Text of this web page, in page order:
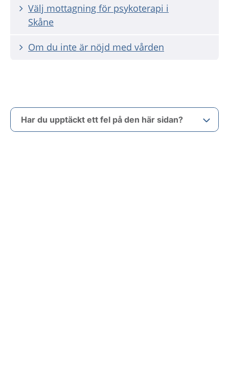
Välj mottagning för psykoterapi i
Skåne
Om du inte är nöjd med vården
Har du upptäckt ett fel på den här sidan?